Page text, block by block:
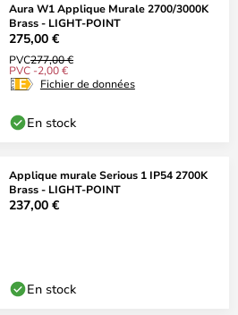
Aura W1 Applique Murale 2700/3000K
Brass - LIGHT-POINT
275,00 €
PVC277,00 €
PVC -2,00 €
Fichier de données
En stock
Applique murale Serious 1 IP54 2700K
Brass - LIGHT-POINT
237,00 €
En stock